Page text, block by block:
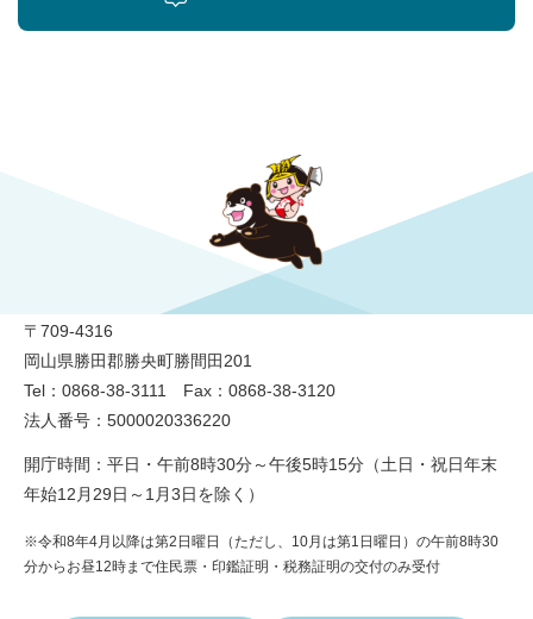
〒709-4316
岡山県勝田郡勝央町勝間田201
Tel：0868-38-3111 Fax：0868-38-3120
法人番号：5000020336220
開庁時間：平日・午前8時30分～午後5時15分（土日・祝日年末
年始12月29日～1月3日を除く）
※令和8年4月以降は第2日曜日（ただし、10月は第1日曜日）の午前8時30
分からお昼12時まで住民票・印鑑証明・税務証明の交付のみ受付